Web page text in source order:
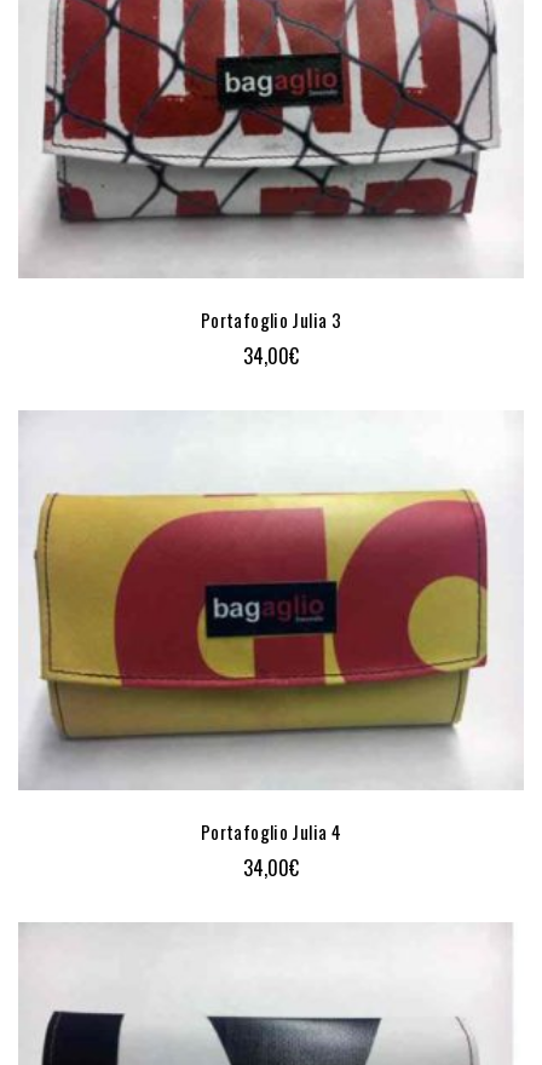
Portafoglio Julia 3
34,00€
Portafoglio Julia 4
34,00€